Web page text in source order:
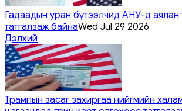
Гадаадын уран бүтээлчид АНУ-д аялан
татгалзаж байнаWed Jul 29 2026
Дэлхий
Трампын засаг захиргаа нийгмийн